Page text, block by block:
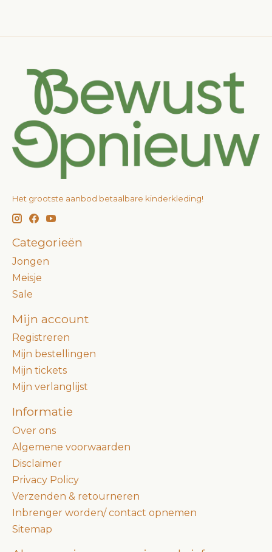
Het grootste aanbod betaalbare kinderkleding!
Categorieën
Jongen
Meisje
Sale
Mijn account
Registreren
Mijn bestellingen
Mijn tickets
Mijn verlanglijst
Informatie
Over ons
Algemene voorwaarden
Disclaimer
Privacy Policy
Verzenden & retourneren
Inbrenger worden/ contact opnemen
Sitemap